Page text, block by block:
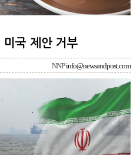
미국 제안 거부
NNPinfo@newsandpost.com